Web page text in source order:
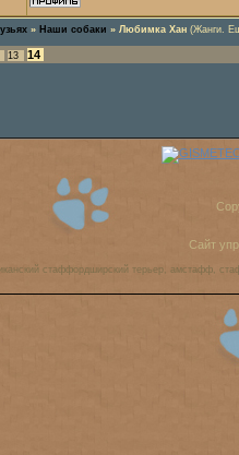
» Наши собаки » Любимка Хан (Жанги.
13 14
Сайт
стаффордширский терьер, амстафф,